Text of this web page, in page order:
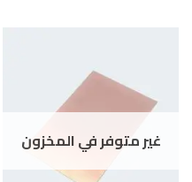
غير متوفر في المخزون